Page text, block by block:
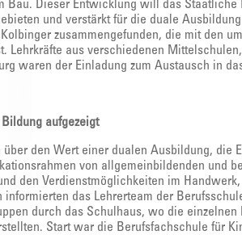
Bau. Dieser Entwicklung will das
und verstärkt für die duale
zusammengefunden, die mit den
Lehrkräfte aus verschiedenen
waren der Einladung zum Austausch in
aufgezeigt
über den Wert einer dualen Ausbildung, die
von allgemeinbildenden und
den Verdienstmöglichkeiten im
das Lehrerteam der
durch das Schulhaus, wo die
Start war die Berufsfachschule für